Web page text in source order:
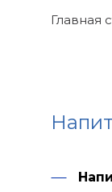
Главная